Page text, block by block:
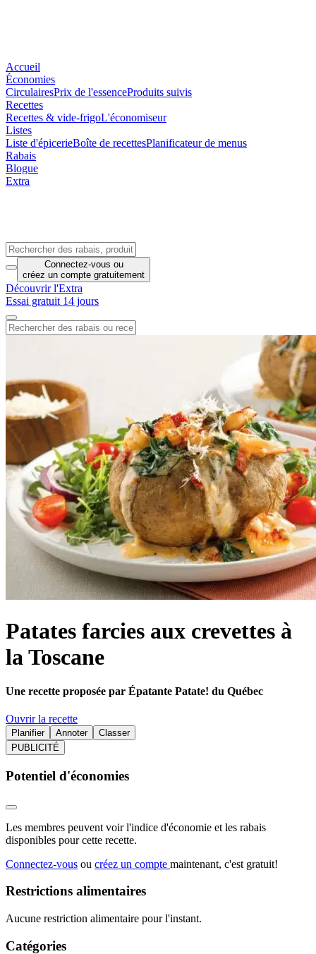
Accueil
Économies
CirculairesPrix de l'essenceProduits suivis
Recettes
Recettes & vide-frigoL'économiseur
Listes
Liste d'épicerieBoîte de recettesPlanificateur de menus
Rabais
Blogue
Extra
Connectez-vous ou
créez un compte gratuitement
Découvrir l'Extra
Essai gratuit 14 jours
Patates farcies aux crevettes à
la Toscane
Une recette proposée par Épatante Patate! du Québec
Ouvrir la recette
Planifier Annoter
Classer
PUBLICITÉ
Potentiel d'économies
Les membres peuvent voir l'indice d'économie et les rabais
disponibles pour cette recette.
Connectez-vous ou créez un compte maintenant, c'est gratuit!
Restrictions alimentaires
Aucune restriction alimentaire pour l'instant.
Catégories